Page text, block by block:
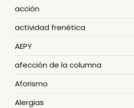
acción
actividad frenética
AEPY
afección de la columna
Aforismo
Alergias